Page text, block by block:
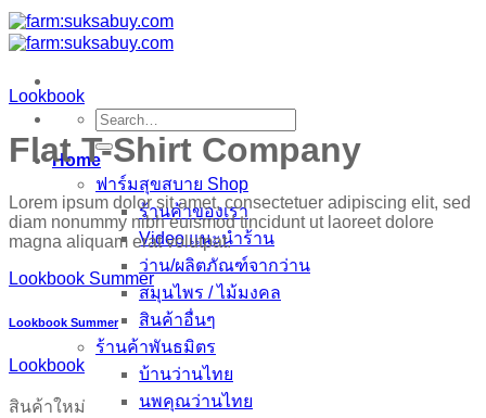
Search
for:
Home
ฟาร์มสุขสบาย Shop
ร้านค้าของเรา
Video แนะนำร้าน
ว่าน/ผลิตภัณฑ์จากว่าน
สมุนไพร / ไม้มงคล
สินค้าอื่นๆ
ร้านค้าพันธมิตร
บ้านว่านไทย
นพคุณว่านไทย
Lookbook
Flat T-Shirt Company
Lorem ipsum dolor sit amet, consectetuer adipiscing elit, sed
diam nonummy nibh euismod tincidunt ut laoreet dolore
magna aliquam erat volutpat.
Lookbook Summer
Lookbook Summer
Lookbook
สินค้าใหม่